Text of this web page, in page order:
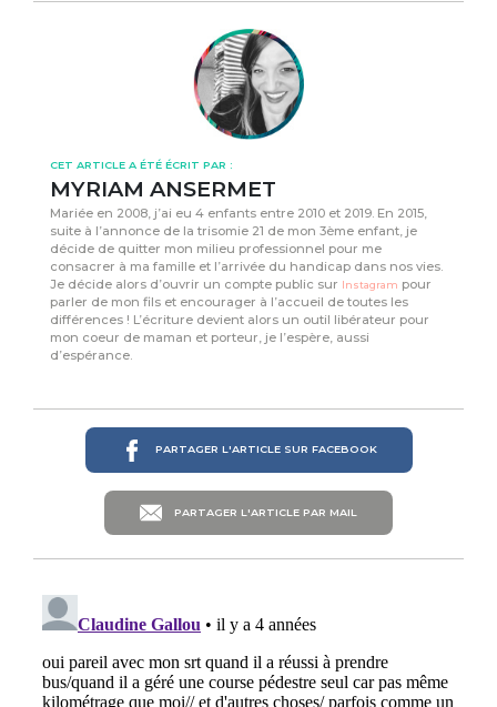
CET ARTICLE A ÉTÉ ÉCRIT PAR :
MYRIAM ANSERMET
Mariée en 2008, j’ai eu 4 enfants entre 2010 et 2019. En 2015,
suite à l’annonce de la trisomie 21 de mon 3ème enfant, je
décide de quitter mon milieu professionnel pour me
consacrer à ma famille et l’arrivée du handicap dans nos vies.
Je décide alors d’ouvrir un compte public sur Instagram pour
parler de mon fils et encourager à l’accueil de toutes les
différences ! L’écriture devient alors un outil libérateur pour
mon coeur de maman et porteur, je l’espère, aussi
d’espérance.
PARTAGER L'ARTICLE SUR FACEBOOK
PARTAGER L'ARTICLE PAR MAIL